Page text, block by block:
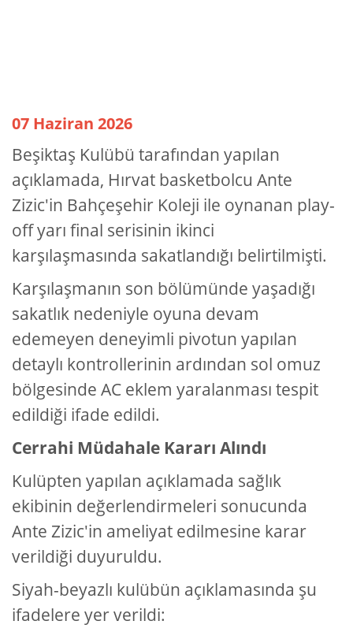
07 Haziran 2026
Beşiktaş Kulübü tarafından yapılan
açıklamada, Hırvat basketbolcu Ante
Zizic'in Bahçeşehir Koleji ile oynanan play-
off yarı final serisinin ikinci
karşılaşmasında sakatlandığı belirtilmişti.
Karşılaşmanın son bölümünde yaşadığı
sakatlık nedeniyle oyuna devam
edemeyen deneyimli pivotun yapılan
detaylı kontrollerinin ardından sol omuz
bölgesinde AC eklem yaralanması tespit
edildiği ifade edildi.
Cerrahi Müdahale Kararı Alındı
Kulüpten yapılan açıklamada sağlık
ekibinin değerlendirmeleri sonucunda
Ante Zizic'in ameliyat edilmesine karar
verildiği duyuruldu.
Siyah-beyazlı kulübün açıklamasında şu
ifadelere yer verildi: